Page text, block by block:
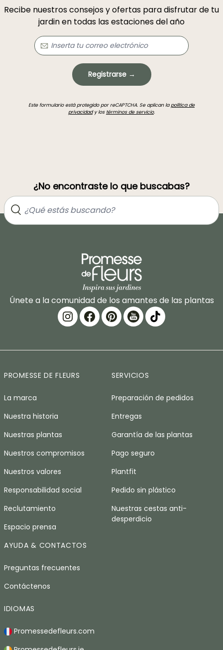
Recibe nuestros consejos y ofertas para disfrutar de tu
jardin en todas las estaciones del año
Registrarse →
Este formulario está protegido por reCAPTCHA. Se aplican lapolítica de
privacidady los términos de servicio.
¿No encontraste lo que buscabas?
Únete a la comunidad de los amantes de las plantas
PROMESSE DE FLEURS
La marca
Nuestra historia
Nuestras plantas
Nuestros compromisos
Nuestros valores
Responsabilidad social
Reclutamiento
Espacio prensa
SERVICIOS
Preparación de pedidos
Entregas
Garantía de las plantas
Pago seguro
Plantfit
Pedido sin plástico
Nuestras cestas anti-
desperdicio
AYUDA & CONTACTOS
Preguntas frecuentes
Contáctenos
IDIOMAS
Promessedefleurs.com